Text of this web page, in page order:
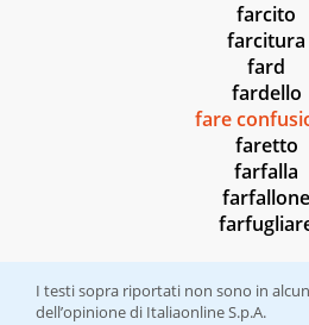
farcito
farcitura
fard
fardello
fare
faretto
farfalla
farfallone
I testi sopra riportati non sono in
dell’opinione di Italiaonline S.p.A.